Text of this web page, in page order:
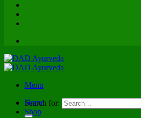
Menu
Search for:
Home
Shop